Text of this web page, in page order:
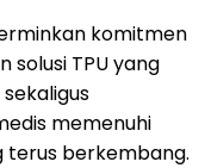
komitmen
solusi TPU yang
memenuhi
terus berkembang.